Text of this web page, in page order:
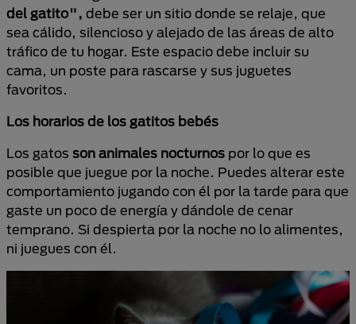
del gatito", debe ser un sitio donde se relaje, que
sea cálido, silencioso y alejado de las áreas de alto
tráfico de tu hogar. Este espacio debe incluir su
cama, un poste para rascarse y sus juguetes
favoritos.
Los horarios de los gatitos bebés
Los gatos son animales nocturnos por lo que es
posible que juegue por la noche. Puedes alterar este
comportamiento jugando con él por la tarde para que
gaste un poco de energía y dándole de cenar
temprano. Si despierta por la noche no lo alimentes,
ni juegues con él.